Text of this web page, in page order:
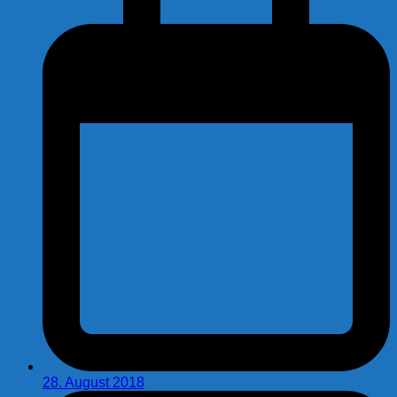
28. August 2018